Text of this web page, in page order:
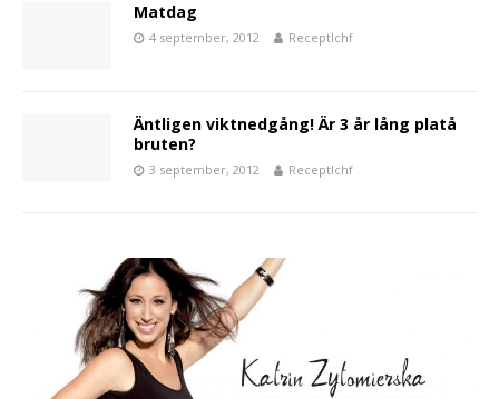
Matdag
4 september, 2012 Receptlchf
Äntligen viktnedgång! Är 3 år lång platå
bruten?
3 september, 2012 Receptlchf